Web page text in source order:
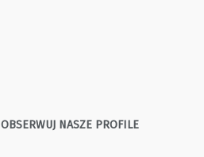
OBSERWUJ NASZE PROFILE